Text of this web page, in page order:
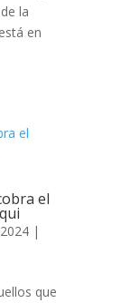
la
en
el
|
que